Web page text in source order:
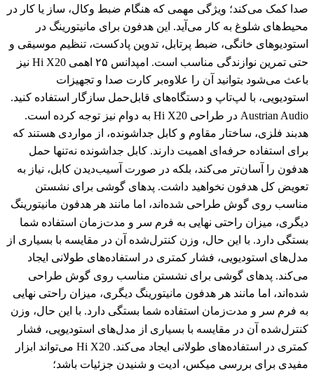
صدا کمک می‌کند؛ ویژگی مهمی که هنگام ضبط وکال، ساز یا کار در
محیط‌های شلوغ به کار می‌آید. این هدفون برای مانیتورینگ در
استودیوهای خانگی، ضبط پرتابل، تدوین پادکست، تنظیم موسیقی و
حتی تمرین نوازندگی مناسب است. امپدانس ۲۵ اهمی Hi X20 نیز
باعث می‌شود بتوانید آن را علاوه‌بر کارت صدا و تجهیزات
استودیویی، با لپ‌تاپ و دستگاه‌های قابل‌حمل سازگار استفاده کنید.
Austrian Audio در طراحی Hi X20 به دوام نیز توجه کرده است.
هدبند فلزی، ساختار مقاوم و کابل جداشونده، از مواردی هستند که
برای استفاده حرفه‌ای اهمیت دارند. کابل جداشونده نه‌تنها حمل
هدفون را آسان‌تر می‌کند، بلکه در صورت آسیب‌دیدن کابل، نیاز به
تعویض کل هدفون نخواهید داشت. پدهای گوشی برای نشستن
مناسب روی گوش طراحی شده‌اند، اما مانند هر هدفون مانیتورینگ
دیگری، میزان راحتی نهایی به فرم سر و مدت‌زمان استفاده شما
بستگی دارد. با این حال، وزن کنترل‌شده آن در مقایسه با بسیاری از
مدل‌های استودیویی، فشار کمتری در استفاده‌های طولانی ایجاد
می‌کند. پدهای گوشی برای نشستن مناسب روی گوش طراحی
شده‌اند، اما مانند هر هدفون مانیتورینگ دیگری، میزان راحتی نهایی
به فرم سر و مدت‌زمان استفاده شما بستگی دارد. با این حال، وزن
کنترل‌شده آن در مقایسه با بسیاری از مدل‌های استودیویی، فشار
کمتری در استفاده‌های طولانی ایجاد می‌کند. Hi X20 می‌تواند ابزار
مفیدی برای بررسی میکس، ادیت و شنیدن جزئیات باشد؛